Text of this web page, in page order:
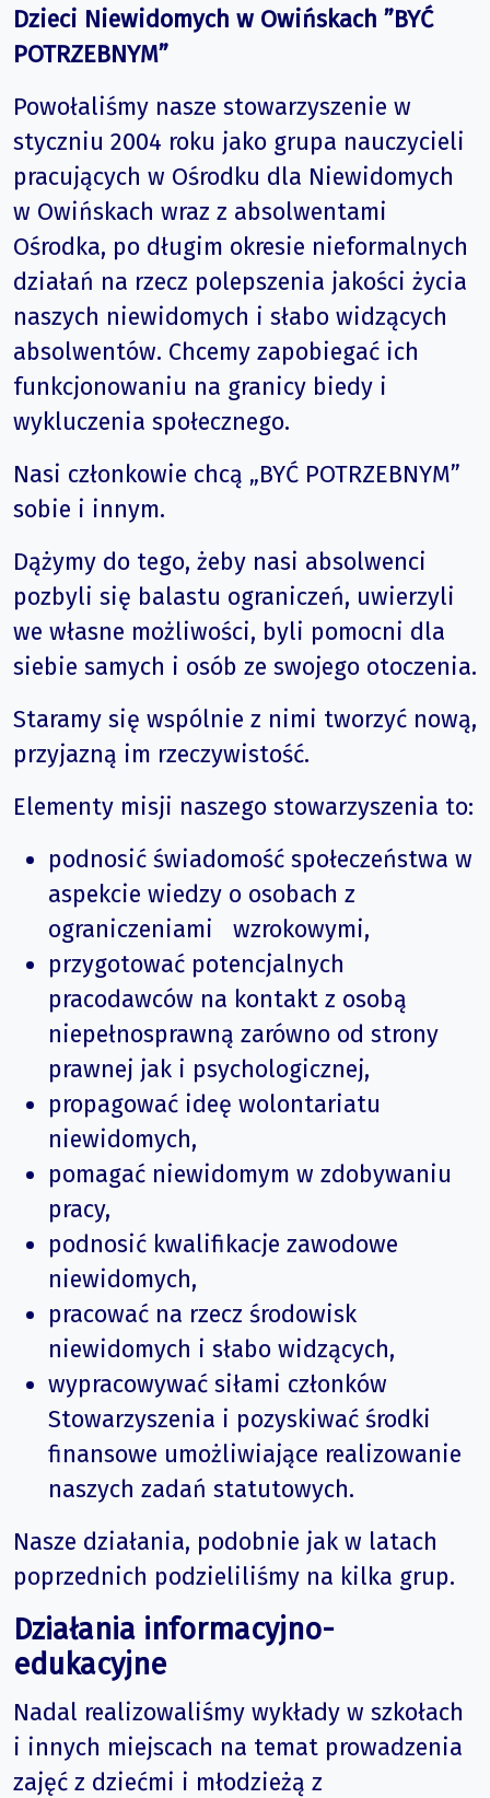
Dzieci Niewidomych w Owińskach ”BYĆ
POTRZEBNYM”
Powołaliśmy nasze stowarzyszenie w
styczniu 2004 roku jako grupa nauczycieli
pracujących w Ośrodku dla Niewidomych
w Owińskach wraz z absolwentami
Ośrodka, po długim okresie nieformalnych
działań na rzecz polepszenia jakości życia
naszych niewidomych i słabo widzących
absolwentów. Chcemy zapobiegać ich
funkcjonowaniu na granicy biedy i
wykluczenia społecznego.
Nasi członkowie chcą „BYĆ POTRZEBNYM”
sobie i innym.
Dążymy do tego, żeby nasi absolwenci
pozbyli się balastu ograniczeń, uwierzyli
we własne możliwości, byli pomocni dla
siebie samych i osób ze swojego otoczenia.
Staramy się wspólnie z nimi tworzyć nową,
przyjazną im rzeczywistość.
Elementy misji naszego stowarzyszenia to:
podnosić świadomość społeczeństwa w
aspekcie wiedzy o osobach z
ograniczeniami wzrokowymi,
przygotować potencjalnych
pracodawców na kontakt z osobą
niepełnosprawną zarówno od strony
prawnej jak i psychologicznej,
propagować ideę wolontariatu
niewidomych,
pomagać niewidomym w zdobywaniu
pracy,
podnosić kwalifikacje zawodowe
niewidomych,
pracować na rzecz środowisk
niewidomych i słabo widzących,
wypracowywać siłami członków
Stowarzyszenia i pozyskiwać środki
finansowe umożliwiające realizowanie
naszych zadań statutowych.
Nasze działania, podobnie jak w latach
poprzednich podzieliliśmy na kilka grup.
Działania informacyjno-
edukacyjne
Nadal realizowaliśmy wykłady w szkołach
i innych miejscach na temat prowadzenia
zajęć z dziećmi i młodzieżą z